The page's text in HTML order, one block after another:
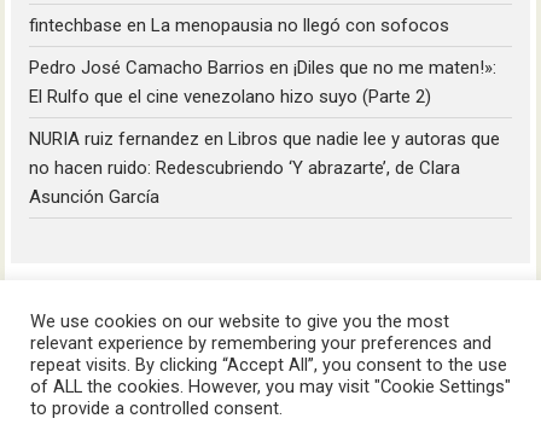
fintechbase enLa menopausia no llegó con sofocos
Pedro José Camacho Barrios en¡Diles que no me maten!»:
El Rulfo que el cine venezolano hizo suyo (Parte 2)
NURIA ruiz fernandez enLibros que nadie lee y autoras que
no hacen ruido: Redescubriendo ‘Y abrazarte’, de Clara
Asunción García
HoyLunes © 2023
We use cookies on our website to give you the most
relevant experience by remembering your preferences and
repeat visits. By clicking “Accept All”, you consent to the use
of ALL the cookies. However, you may visit "Cookie Settings"
to provide a controlled consent.